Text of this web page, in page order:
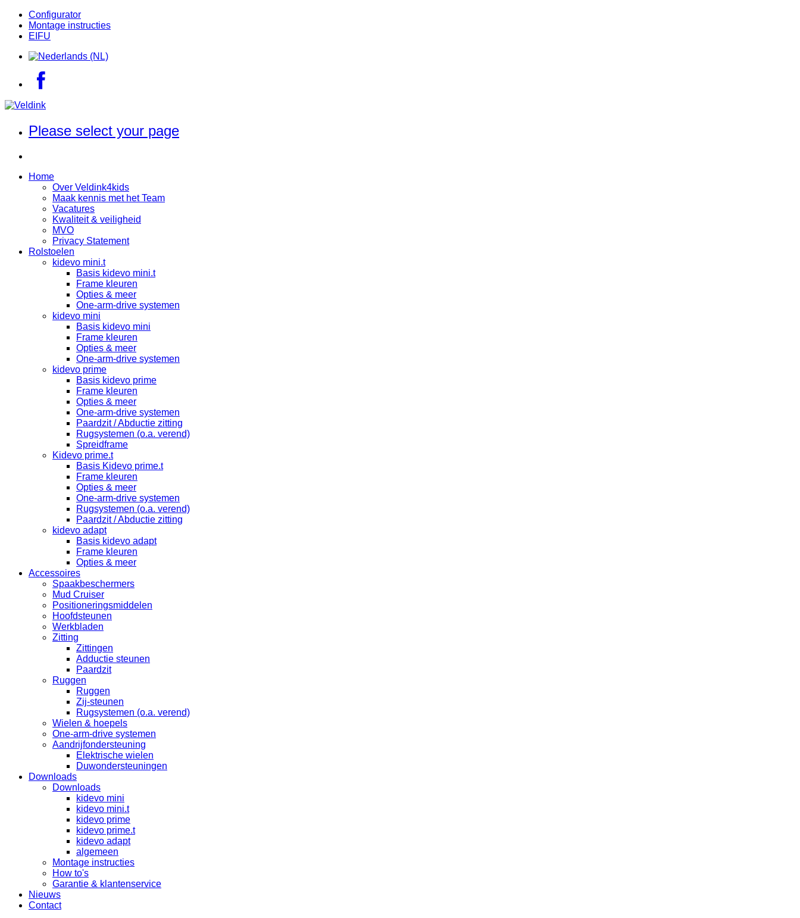
Configurator
Montage instructies
EIFU
Please select your page
Home
Over Veldink4kids
Maak kennis met het Team
Vacatures
Kwaliteit & veiligheid
MVO
Privacy Statement
Rolstoelen
kidevo mini.t
Basis kidevo mini.t
Frame kleuren
Opties & meer
One-arm-drive systemen
kidevo mini
Basis kidevo mini
Frame kleuren
Opties & meer
One-arm-drive systemen
kidevo prime
Basis kidevo prime
Frame kleuren
Opties & meer
One-arm-drive systemen
Paardzit / Abductie zitting
Rugsystemen (o.a. verend)
Spreidframe
Kidevo prime.t
Basis Kidevo prime.t
Frame kleuren
Opties & meer
One-arm-drive systemen
Rugsystemen (o.a. verend)
Paardzit / Abductie zitting
kidevo adapt
Basis kidevo adapt
Frame kleuren
Opties & meer
Accessoires
Spaakbeschermers
Mud Cruiser
Positioneringsmiddelen
Hoofdsteunen
Werkbladen
Zitting
Zittingen
Adductie steunen
Paardzit
Ruggen
Ruggen
Zij-steunen
Rugsystemen (o.a. verend)
Wielen & hoepels
One-arm-drive systemen
Aandrijfondersteuning
Elektrische wielen
Duwondersteuningen
Downloads
Downloads
kidevo mini
kidevo mini.t
kidevo prime
kidevo prime.t
kidevo adapt
algemeen
Montage instructies
How to's
Garantie & klantenservice
Nieuws
Contact